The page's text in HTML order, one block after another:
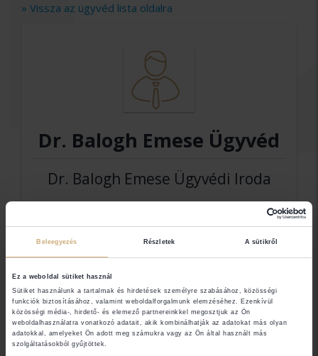
Beleegyezés Részletek A sütikről
Ez a weboldal sütiket használ
Sütiket használunk a tartalmak és hirdetések személyre szabásához, közösségi
funkciók biztosításához, valamint weboldalforgalmunk elemzéséhez. Ezenkívül
közösségi média-, hirdető- és elemező partnereinkkel megosztjuk az Ön
weboldalhasználatra vonatkozó adatait, akik kombinálhatják az adatokat más olyan
adatokkal, amelyeket Ön adott meg számukra vagy az Ön által használt más
szolgáltatásokból gyűjtöttek.
» Vissza az ügyvéd lista oldalra
Dr. Balogh Emese Ügyvéd
Dr. Balogh Emese Ügyvédi Iroda
Elérhetőségek
4400 Nyíregyháza
Jogi területek